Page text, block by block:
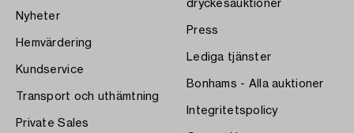
Nyheter
Hemvärdering
Kundservice
Transport och uthämtning
Private Sales
dryckesauktioner
Press
Lediga tjänster
Bonhams - Alla auktioner
Integritetspolicy